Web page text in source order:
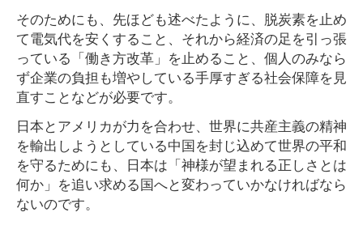
そのためにも、先ほども述べたように、脱炭素を止め
て電気代を安くすること、それから経済の足を引っ張
っている「働き方改革」を止めること、個人のみなら
ず企業の負担も増やしている手厚すぎる社会保障を見
直すことなどが必要です。
日本とアメリカが力を合わせ、世界に共産主義の精神
を輸出しようとしている中国を封じ込めて世界の平和
を守るためにも、日本は「神様が望まれる正しさとは
何か」を追い求める国へと変わっていかなければなら
ないのです。